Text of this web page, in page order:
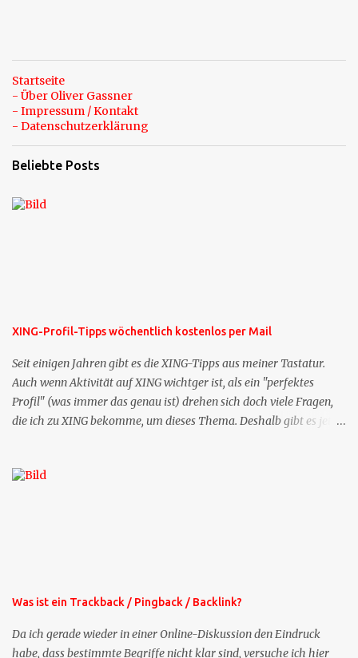
Startseite
- Über Oliver Gassner
- Impressum / Kontakt
- Datenschutzerklärung
Beliebte Posts
XING-Profil-Tipps wöchentlich kostenlos per Mail
Seit einigen Jahren gibt es die XING-Tipps aus meiner Tastatur.
Auch wenn Aktivität auf XING wichtger ist, als ein "perfektes
Profil" (was immer das genau ist) drehen sich doch viele Fragen,
die ich zu XING bekomme, um dieses Thema. Deshalb gibt es jetzt
bekommen Sie kostenlos eine weitere Folge. Die Startsequenz ist 16
Was ist ein Trackback / Pingback / Backlink?
Da ich gerade wieder in einer Online-Diskussion den Eindruck
habe, dass bestimmte Begriffe nicht klar sind, versuche ich hier